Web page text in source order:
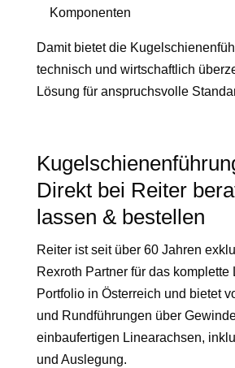
Komponenten
Damit bietet die
technisch und wirtschaftlich
Lösung für anspruchsvolle
Direkt bei Reiter
lassen & bestellen
Reiter ist seit über 60 Jahren
Rexroth Partner für das komplette
Portfolio in Österreich und bietet
und Rundführungen über
einbaufertigen Linearachsen,
und Auslegung.